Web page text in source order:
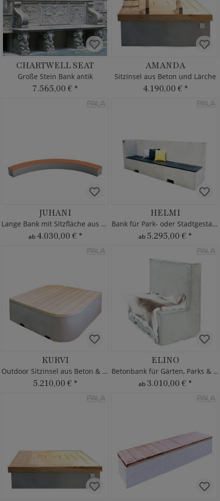
CHARTWELL SEAT
Große Stein Bank antik
7.565,00 € *
AMANDA
Sitzinsel aus Beton und Lärche
4.190,00 € *
JUHANI
Lange Bank mit Sitzfläche aus Lärche
ab 4.030,00 € *
HELMI
Bank für Park- oder Stadtgestaltung
ab 5.295,00 € *
KURVI
Outdoor Sitzinsel aus Beton & Lärche
5.210,00 € *
ELINO
Betonbank für Gärten, Parks & Städte
ab 3.010,00 € *